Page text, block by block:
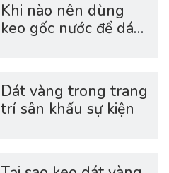
Khi nào nên dùng
keo gốc nước để dát
Dát vàng trong trang
trí sân khấu sự kiện